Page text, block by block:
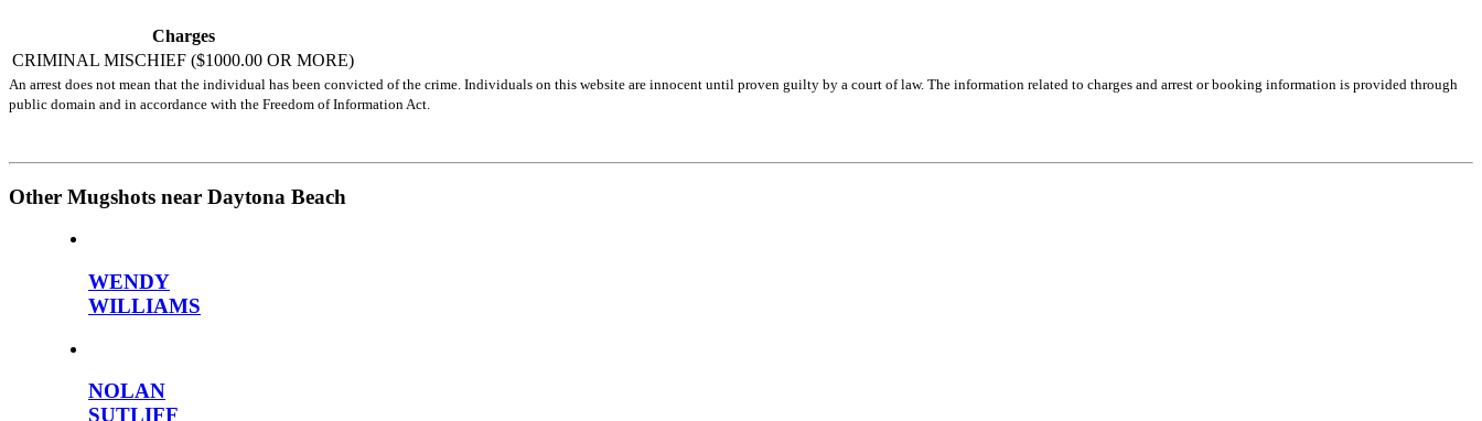
Charges
CRIMINAL MISCHIEF ($1000.00 OR MORE)
An arrest does not mean that the individual has been convicted of the crime. Individuals on this website are innocent until proven guilty by a court of law. The information related to charges and arrest or booking information is provided through
public domain and in accordance with the Freedom of Information Act.
Other Mugshots near Daytona Beach
WENDY
WILLIAMS
NOLAN
SUTLIFF